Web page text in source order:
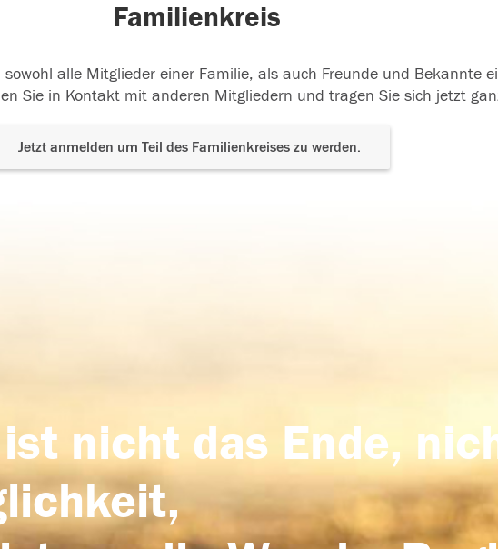
Familienkreis
alle Mitglieder einer Familie, als auch Freunde und Bekannte
Sie in Kontakt mit anderen Mitgliedern und tragen Sie sich jetzt
Jetzt anmelden um Teil des Familienkreises zu werden.
ist nicht das Ende,